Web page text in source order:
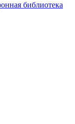
библиотека